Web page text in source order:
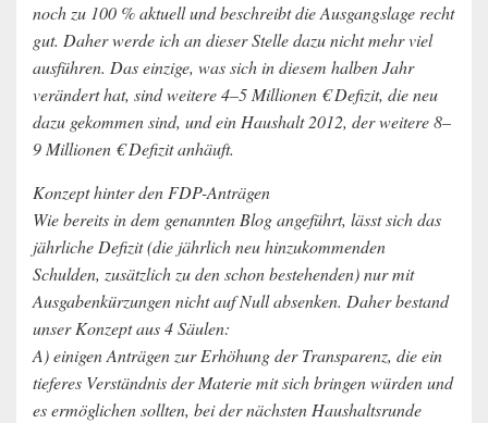
noch zu 100 % aktuell und beschreibt die Ausgangslage recht
gut. Daher werde ich an dieser Stelle dazu nicht mehr viel
ausführen. Das einzige, was sich in diesem halben Jahr
verändert hat, sind weitere 4–5 Millionen € Defizit, die neu
dazu gekommen sind, und ein Haushalt 2012, der weitere 8–
9 Millionen € Defizit anhäuft.
Konzept hinter den FDP-Anträgen
Wie bereits in dem genannten Blog angeführt, lässt sich das
jährliche Defizit (die jährlich neu hinzukommenden
Schulden, zusätzlich zu den schon bestehenden) nur mit
Ausgabenkürzungen nicht auf Null absenken. Daher bestand
unser Konzept aus 4 Säulen:
A) einigen Anträgen zur Erhöhung der Transparenz, die ein
tieferes Verständnis der Materie mit sich bringen würden und
es ermöglichen sollten, bei der nächsten Haushaltsrunde